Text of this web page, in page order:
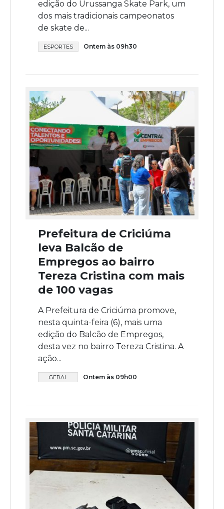
edição do Urussanga Skate Park, um
dos mais tradicionais campeonatos
de skate de...
ESPORTES Ontem às 09h30
Prefeitura de Criciúma
leva Balcão de
Empregos ao bairro
Tereza Cristina com mais
de 100 vagas
A Prefeitura de Criciúma promove,
nesta quinta-feira (6), mais uma
edição do Balcão de Empregos,
desta vez no bairro Tereza Cristina. A
ação...
GERAL Ontem às 09h00